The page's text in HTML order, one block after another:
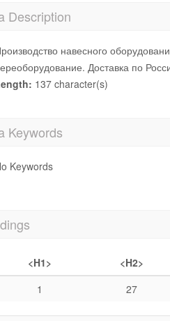
Description
навесного
Доставка по
137 character(s)
Keywords
Keywords
<H1> <H2>
1
27